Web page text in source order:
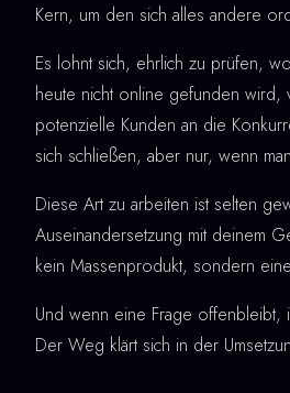
Kern, um den sich alles andere
Es lohnt sich, ehrlich zu prüfen,
heute nicht online gefunden wird,
potenzielle Kunden an die
sich schließen, aber nur, wenn
Diese Art zu arbeiten ist selten
Auseinandersetzung mit deinem
kein Massenprodukt, sondern
Und wenn eine Frage offenbleibt,
Der Weg klärt sich in der